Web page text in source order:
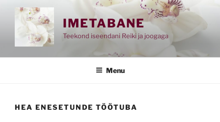
IMETABANE
Teekond iseendani Reiki ja joogaga
Menu
HEA ENESETUNDE TÖÖTUBA